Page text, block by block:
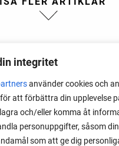
integritet
använder cookies och
att förbättra din upplevelse
och/eller komma åt
personuppgifter, såsom
som att ge dig
FACEBOOK
YOUTUBE
INSTAGRAM